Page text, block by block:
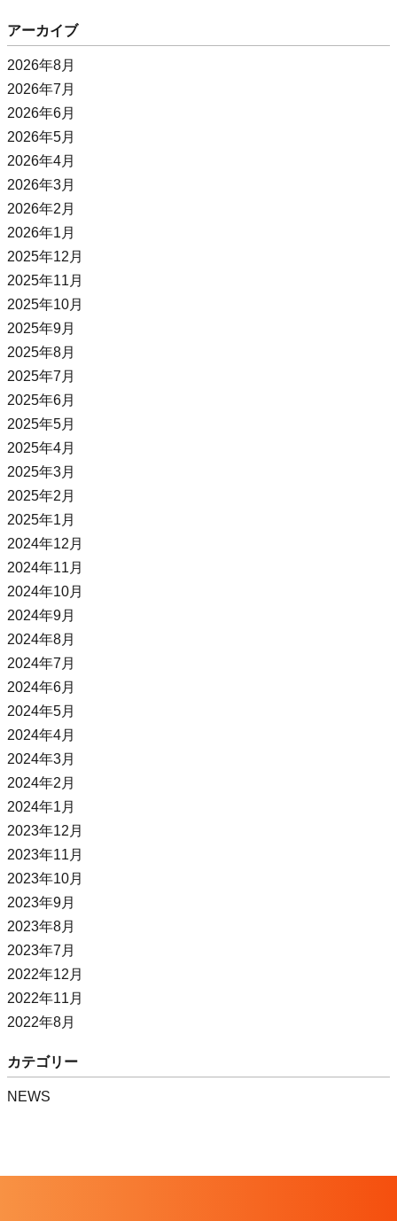
アーカイブ
2026年8月
2026年7月
2026年6月
2026年5月
2026年4月
2026年3月
2026年2月
2026年1月
2025年12月
2025年11月
2025年10月
2025年9月
2025年8月
2025年7月
2025年6月
2025年5月
2025年4月
2025年3月
2025年2月
2025年1月
2024年12月
2024年11月
2024年10月
2024年9月
2024年8月
2024年7月
2024年6月
2024年5月
2024年4月
2024年3月
2024年2月
2024年1月
2023年12月
2023年11月
2023年10月
2023年9月
2023年8月
2023年7月
2022年12月
2022年11月
2022年8月
カテゴリー
NEWS